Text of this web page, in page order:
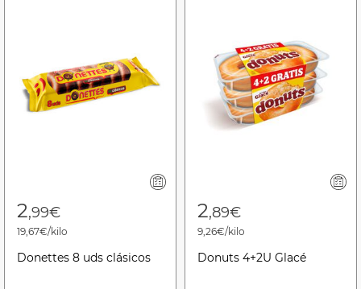
2,99€
19,67€/kilo
Donettes 8 uds clásicos
2,89€
9,26€/kilo
Donuts 4+2U Glacé